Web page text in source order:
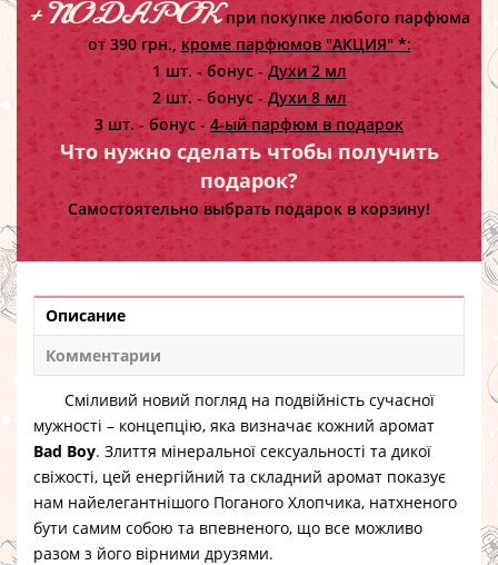
+ ПОДАРОКпри покупке любого парфюма
от 390 грн., кроме парфюмов "АКЦИЯ" *:
1 шт. - бонус - Духи 2 мл
2 шт. - бонус -Духи 8 мл
3 шт. - бонус - 4-ый парфюм в подарок
Что нужно сделать чтобы получить
подарок?
Самостоятельно выбрать подарок в корзину!
Описание
Комментарии
Сміливий новий погляд на подвійність сучасної
мужності – концепцію, яка визначає кожний аромат
Bad Boy. Злиття мінеральної сексуальності та дикої
свіжості, цей енергійний та складний аромат показує
нам найелегантнішого Поганого Хлопчика, натхненого
бути самим собою та впевненого, що все можливо
разом з його вірними друзями.